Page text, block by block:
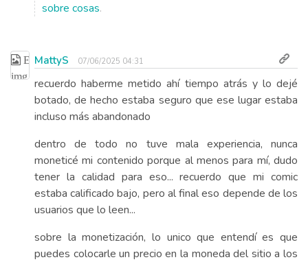
sobre cosas.
MattyS 07/06/2025 04:31
recuerdo haberme metido ahí tiempo atrás y lo dejé
botado, de hecho estaba seguro que ese lugar estaba
incluso más abandonado
dentro de todo no tuve mala experiencia, nunca
moneticé mi contenido porque al menos para mí, dudo
tener la calidad para eso... recuerdo que mi comic
estaba calificado bajo, pero al final eso depende de los
usuarios que lo leen...
sobre la monetización, lo unico que entendí es que
puedes colocarle un precio en la moneda del sitio a los